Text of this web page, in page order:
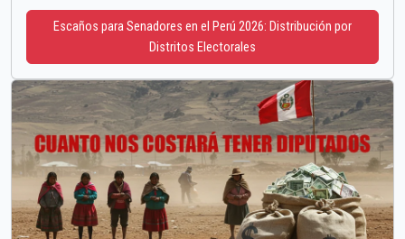
Escaños para Senadores en el Perú 2026: Distribución por
Distritos Electorales